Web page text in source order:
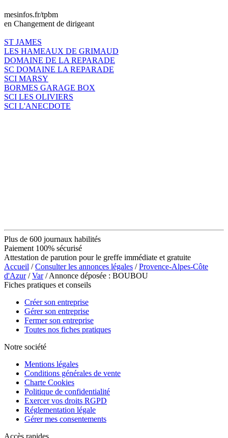
mesinfos.fr/tpbm
en Changement de dirigeant
ST JAMES
LES HAMEAUX DE GRIMAUD
DOMAINE DE LA REPARADE
SC DOMAINE LA REPARADE
SCI MARSY
BORMES GARAGE BOX
SCI LES OLIVIERS
SCI L'ANECDOTE
Plus de 600 journaux habilités
Paiement 100% sécurisé
Attestation de parution pour le greffe immédiate et gratuite
Accueil /Consulter les annonces légales /Provence-Alpes-Côte
d'Azur/Var/ Annonce déposée : BOUBOU
Fiches pratiques et conseils
Créer son entreprise
Gérer son entreprise
Fermer son entreprise
Toutes nos fiches pratiques
Notre société
Mentions légales
Conditions générales de vente
Charte Cookies
Politique de confidentialité
Exercer vos droits RGPD
Réglementation légale
Gérer mes consentements
Accès rapides